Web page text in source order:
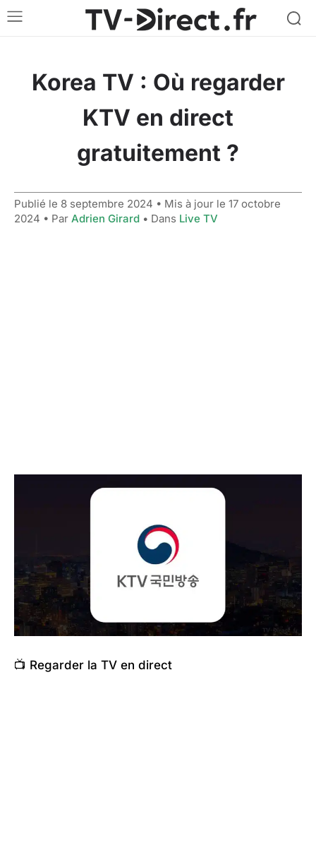
Korea TV : Où regarder
KTV en direct
gratuitement ?
Publié le 8 septembre 2024 • Mis à jour le 17 octobre
2024 • Par Adrien Girard • Dans Live TV
📺 Regarder la TV en direct